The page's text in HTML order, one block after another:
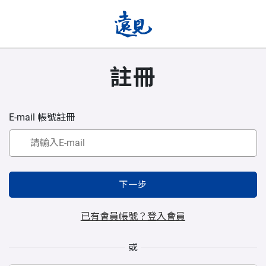
註冊
E-mail 帳號註冊
下一步
已有會員帳號？登入會員
或